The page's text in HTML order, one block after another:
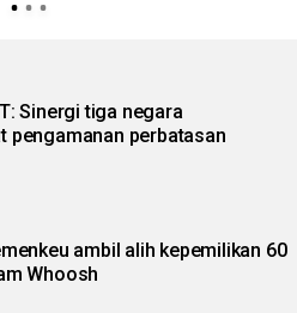
Sinergi tiga negara
pengamanan perbatasan
ambil alih kepemilikan 60
Whoosh